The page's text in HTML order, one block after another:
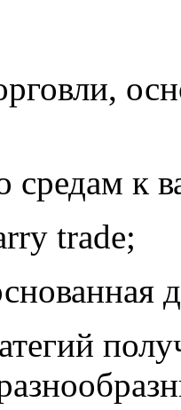
средам к
trade;